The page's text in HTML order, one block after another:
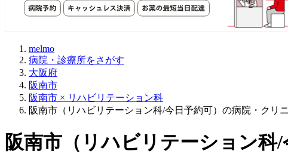
melmo
病院・診療所をさがす
大阪府
阪南市
阪南市 × リハビリテーション科
阪南市（リハビリテーション科/今日予約可）の病院・クリ
阪南市 （ リハビリテーション科